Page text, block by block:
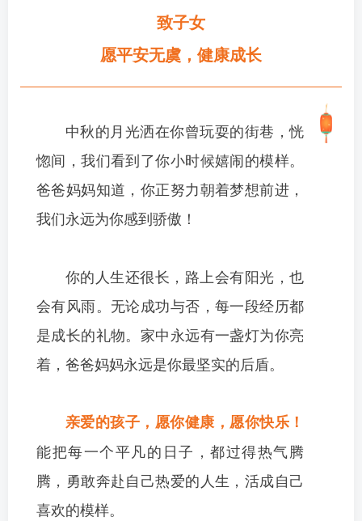
致子女
愿平安无虞，健康成长
中秋的月光洒在你曾玩耍的街巷，恍
惚间，我们看到了你小时候嬉闹的模样。
爸爸妈妈知道，你正努力朝着梦想前进，
我们永远为你感到骄傲！
你的人生还很长，路上会有阳光，也
会有风雨。无论成功与否，每一段经历都
是成长的礼物。家中永远有一盏灯为你亮
着，爸爸妈妈永远是你最坚实的后盾。
亲爱的孩子，愿你健康，愿你快乐！
能把每一个平凡的日子，都过得热气腾
腾，勇敢奔赴自己热爱的人生，活成自己
喜欢的模样。